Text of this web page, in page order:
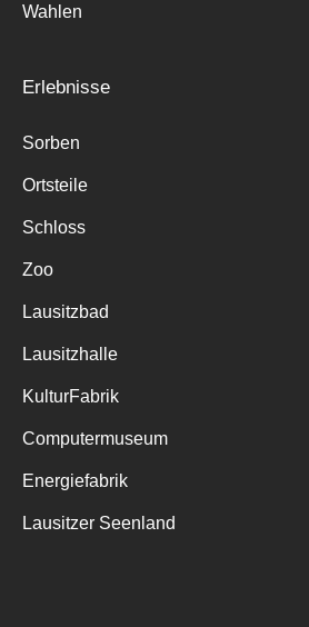
Wahlen
Erlebnisse
Sorben
Ortsteile
Schloss
Zoo
Lausitzbad
Lausitzhalle
KulturFabrik
Computermuseum
Energiefabrik
Lausitzer Seenland